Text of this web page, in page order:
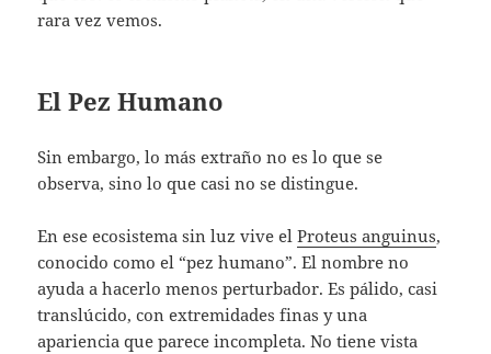
rara vez vemos.
El Pez Humano
Sin embargo, lo más extraño no es lo que se
observa, sino lo que casi no se distingue.
En ese ecosistema sin luz vive elProteus anguinus,
conocido como el “pez humano”. El nombre no
ayuda a hacerlo menos perturbador. Es pálido, casi
translúcido, con extremidades finas y una
apariencia que parece incompleta. No tiene vista